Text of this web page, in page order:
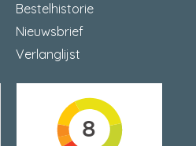
Bestelhistorie
Nieuwsbrief
Verlanglijst